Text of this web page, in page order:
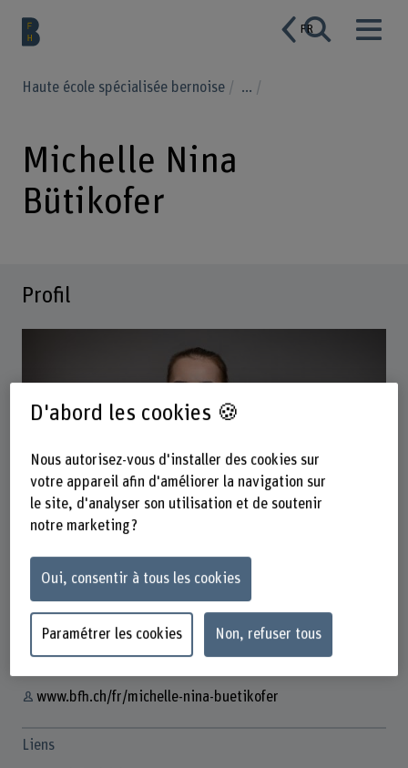
FR
Haute école spécialisée bernoise ...
Michelle Nina
Bütikofer
Profil
Michelle Nina Bütikofer
Contact
+41 31 848 46 07
Afficher l'e-mail
www.bfh.ch/fr/michelle-nina-buetikofer
Liens
D'abord les cookies 🍪
Nous autorisez-vous d'installer des cookies sur
votre appareil afin d'améliorer la navigation sur
le site, d'analyser son utilisation et de soutenir
notre marketing ?
Oui, consentir à tous les cookies
Paramétrer les cookies Non, refuser tous